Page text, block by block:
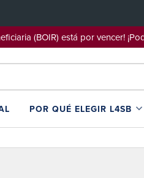
(BOIR) está por
POR QUÉ ELEGIR L4SB